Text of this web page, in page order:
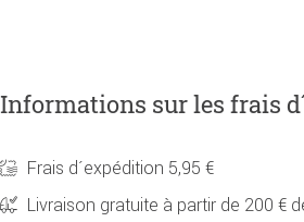
Informations sur les frais
Frais d´expédition 5,95 €
Livraison gratuite à partir de 200 €